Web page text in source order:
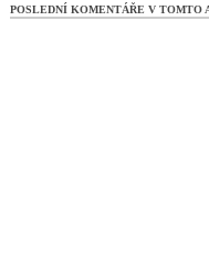
POSLEDNÍ KOMENTÁŘE V TOMTO